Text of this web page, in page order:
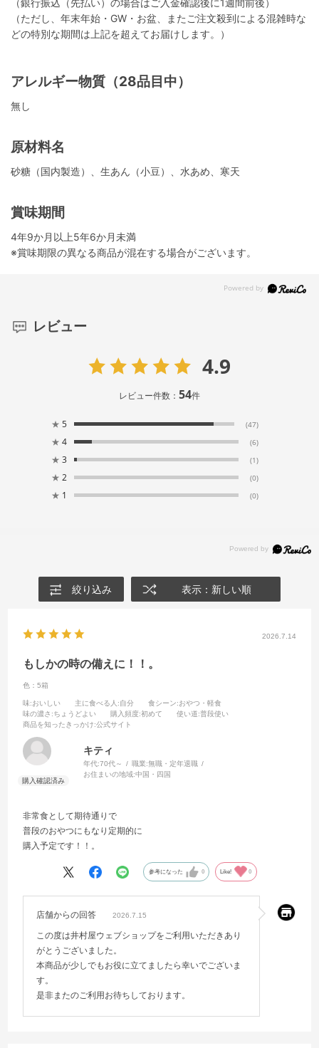
（ただし、年末年始・GW・お盆、またご注文殺到による混雑時な
どの特別な期間は上記を超えてお届けします。）
アレルギー物質（28品目中）
無し
原材料名
砂糖（国内製造）、生あん（小豆）、水あめ、寒天
賞味期間
4年9か月以上5年6か月未満
※賞味期限の異なる商品が混在する場合がございます。
レビュー
4.9
レビュー件数： 54件
★ 5 (47)
★ 4 (6)
★ 3 (1)
★ 2 (0)
★ 1 (0)
絞り込み 表示：新しい順
2026.7.14
もしかの時の備えに！！。
色：5箱
味:おいしい 主に食べる人 :自分 食シーン:おやつ・軽食
味の濃さ :ちょうどよい 購入頻度:初めて 使い道:普段使い
商品を知ったきっかけ:公式サイト
キティ
年代:70代～ 職業:無職・定年退職
お住まいの地域:中国・四国
非常食として期待通りで
普段のおやつにもなり定期的に
購入予定です！！。
参考になった 0 Like! 0
店舗からの回答 2026.7.15
この度は井村屋ウェブショップをご利用いただきあり
がとうございました。
本商品が少しでもお役に立てましたら幸いでございま
す。
是非またのご利用お待ちしております。